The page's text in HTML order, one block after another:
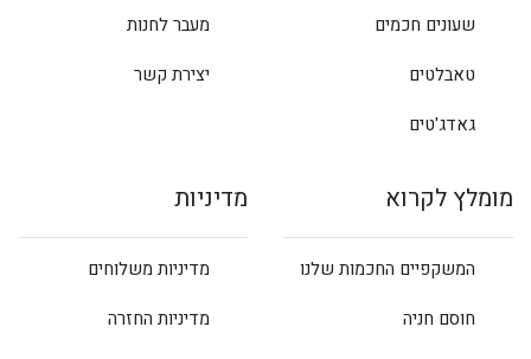
שעונים חכמים
טאבלטים
גאדג'טים
מעבר לחנות
יצירת קשר
מומלץ לקרוא
המשקפיים החכמות שלנו
חוסם חניה
מדיניות
מדיניות משלוחים
מדיניות החזרה